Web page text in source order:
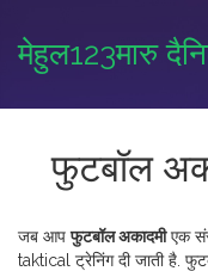
मेहुल123मारु
फुटबॉल
जब आपफुटबॉल अकादमी एक
taktical ट्रेनिंग दी जाती है